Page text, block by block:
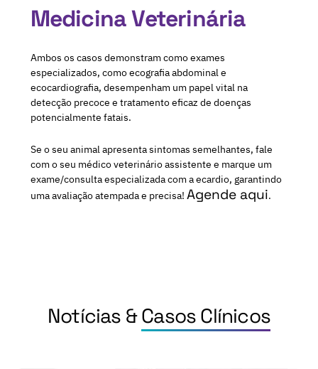
Medicina Veterinária
Ambos os casos demonstram como exames
especializados, como ecografia abdominal e
ecocardiografia, desempenham um papel vital na
detecção precoce e tratamento eficaz de doenças
potencialmente fatais.
Se o seu animal apresenta sintomas semelhantes, fale
com o seu médico veterinário assistente e marque um
exame/consulta especializada com a ecardio, garantindo
uma avaliação atempada e precisa! Agende aqui.
Notícias &Casos Clínicos